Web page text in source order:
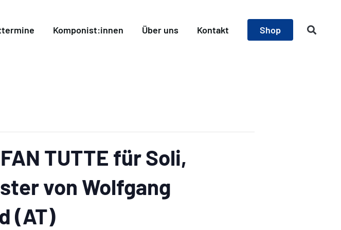
Komponist:innen Über uns Kontakt Shop
TUTTE für Soli,
von Wolfgang
(AT)